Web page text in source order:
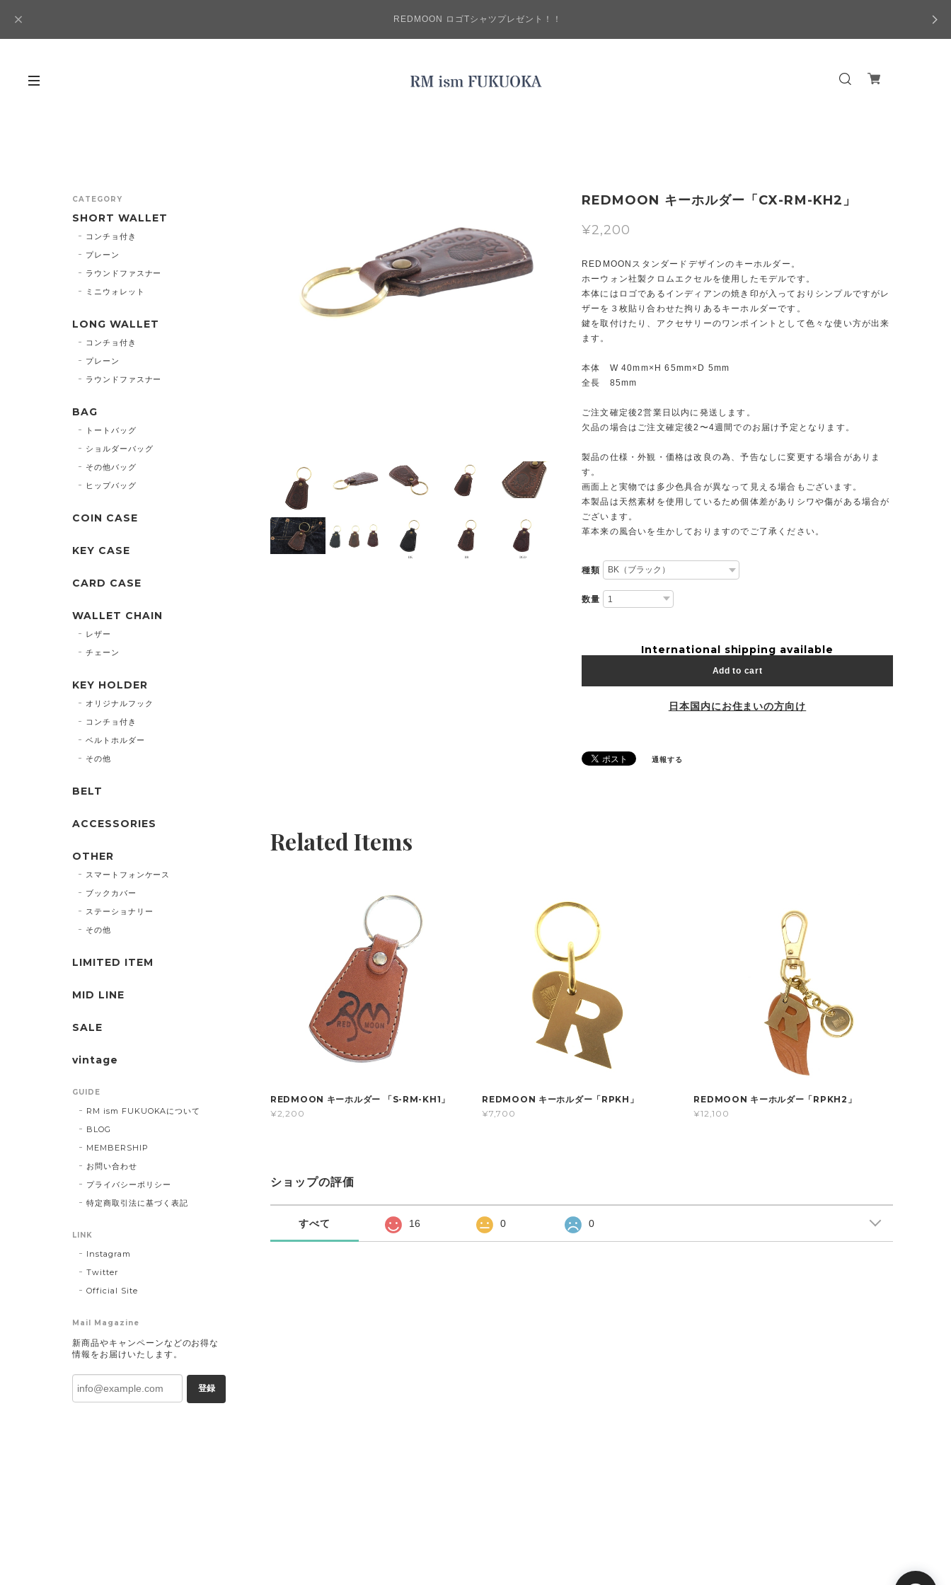
REDMOON ロゴTシャツプレゼント！！
REDMOON キーホルダー「CX-RM-KH2」
¥2,200
REDMOONスタンダードデザインのキーホルダー。
ホーウォン社製クロムエクセルを使用したモデルです。
本体にはロゴであるインディアンの焼き印が入っておりシンプルですがレ
ザーを３枚貼り合わせた拘りあるキーホルダーです。
鍵を取付けたり、アクセサリーのワンポイントとして色々な使い方が出来
ます。
本体 W 40mm×H 65mm×D 5mm
全長 85mm
ご注文確定後2営業日以内に発送します。
欠品の場合はご注文確定後2〜4週間でのお届け予定となります。
製品の仕様・外観・価格は改良の為、予告なしに変更する場合がありま
す。
画面上と実物では多少色具合が異なって見える場合もございます。
本製品は天然素材を使用しているため個体差がありシワや傷がある場合が
ございます。
革本来の風合いを生かしておりますのでご了承ください。
種類
数量
International shipping available
Add to cart
日本国内にお住まいの方向け
通報する
Related Items
REDMOON キーホルダー 「S-RM-KH1」
¥2,200
REDMOON キーホルダー「RPKH」
¥7,700
REDMOON キーホルダー「RPKH2」
¥12,100
ショップの評価
すべて 16 0 0
CATEGORY
SHORT WALLET
コンチョ付き
プレーン
ラウンドファスナー
ミニウォレット
LONG WALLET
コンチョ付き
プレーン
ラウンドファスナー
BAG
トートバッグ
ショルダーバッグ
その他バッグ
ヒップバッグ
COIN CASE
KEY CASE
CARD CASE
WALLET CHAIN
レザー
チェーン
KEY HOLDER
オリジナルフック
コンチョ付き
ベルトホルダー
その他
BELT
ACCESSORIES
OTHER
スマートフォンケース
ブックカバー
ステーショナリー
その他
LIMITED ITEM
MID LINE
SALE
vintage
GUIDE
RM ism FUKUOKAについて
BLOG
MEMBERSHIP
お問い合わせ
プライバシーポリシー
特定商取引法に基づく表記
LINK
Instagram
Twitter
Official Site
Mail Magazine
新商品やキャンペーンなどのお得な
情報をお届けいたします。
登録